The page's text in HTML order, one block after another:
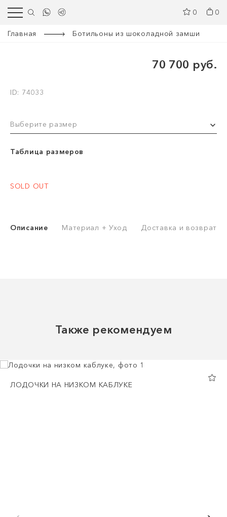
0 0
Главная Ботильоны из шоколадной замши
70 700 руб.
ID: 74033
Выберите размер
Таблица размеров
SOLD OUT
Описание Материал + Уход Доставка и возврат
Также рекомендуем
ЛОДОЧКИ НА НИЗКОМ КАБЛУКЕ